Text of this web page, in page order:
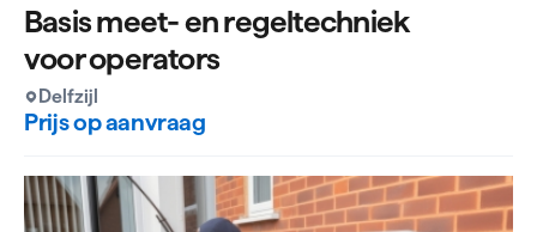
Basis meet- en regeltechniek
voor operators
Delfzijl
Prijs op aanvraag